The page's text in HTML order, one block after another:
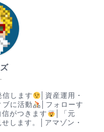
信します
│資産運用・
ブに活動
│フォローす
がつきます
│「元
します。│アマゾン・